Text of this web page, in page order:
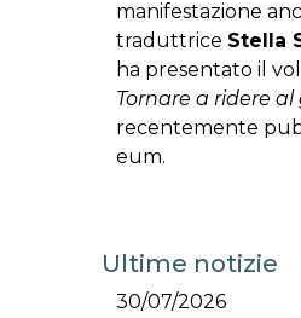
manifestazione
traduttrice Stella
ha presentato il
Tornare a ridere al
recentemente
eum.
Ultime notizie
30/07/2026